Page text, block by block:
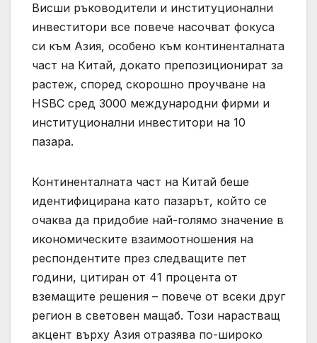
Висши ръководители и институционални
инвеститори все повече насочват фокуса
си към Азия, особено към континенталната
част на Китай, докато препозиционират за
растеж, според скорошно проучване на
HSBC сред 3000 международни фирми и
институционални инвеститори на 10
пазара.
Континенталната част на Китай беше
идентифицирана като пазарът, който се
очаква да придобие най-голямо значение в
икономическите взаимоотношения на
респондентите през следващите пет
години, цитиран от 41 процента от
вземащите решения – повече от всеки друг
регион в световен мащаб. Този нарастващ
акцент върху Азия отразява по-широко